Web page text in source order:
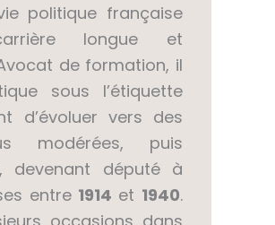
politique française
longue et
de formation, il
sous l’étiquette
d’évoluer vers des
modérées, puis
devenant député à
entre 1914 et 1940.